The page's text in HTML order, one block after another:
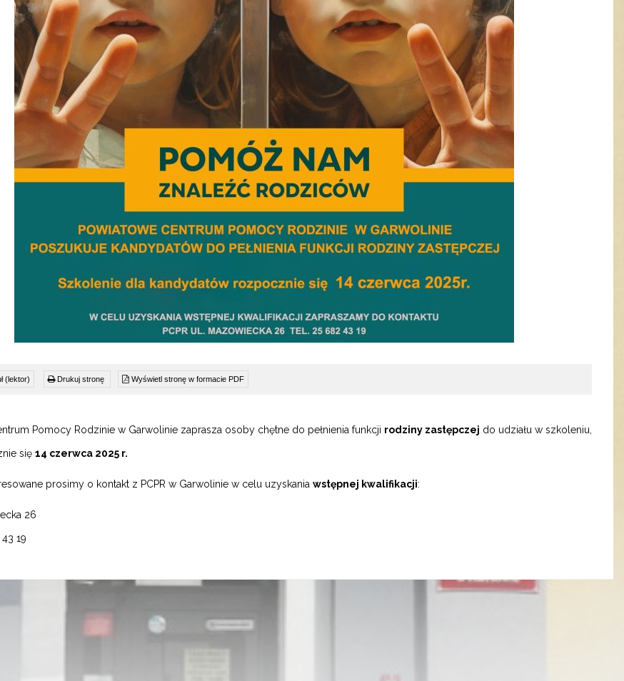
(lektor) Drukuj stronę Wyświetl stronę w formacie PDF
Pomocy Rodzinie w Garwolinie zaprasza osoby chętne do pełnienia funkcji rodziny zastępczej do udziału w szkoleniu,
się 14 czerwca 2025 r.
prosimy o kontakt z PCPR w Garwolinie w celu uzyskania wstępnej kwalifikacji:
26
19